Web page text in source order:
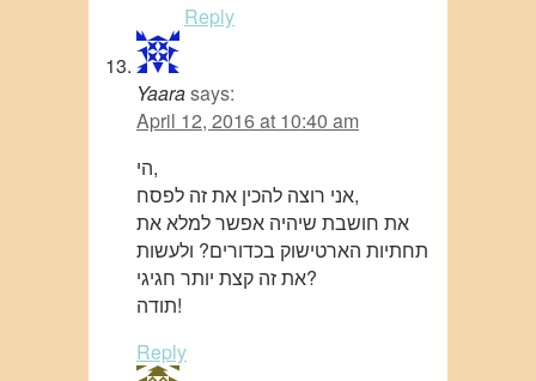
Reply
Yaarasays:
April 12, 2016 at 10:40 am
הי,
אני רוצה להכין את זה לפסח,
את חושבת שיהיה אפשר למלא את
תחתיות הארטישוק בכדורים? ולעשות
את זה קצת יותר חגיגי?
תודה!
Reply